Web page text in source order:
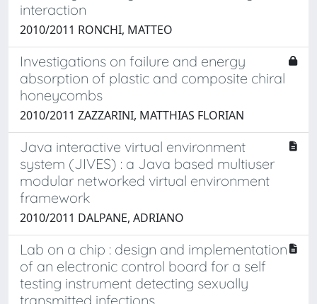
interaction
2010/2011 RONCHI, MATTEO
Investigations on failure and energy
absorption of plastic and composite chiral
honeycombs
2010/2011 ZAZZARINI, MATTHIAS FLORIAN
Java interactive virtual environment
system (JIVES) : a Java based multiuser
modular networked virtual environment
framework
2010/2011 DALPANE, ADRIANO
Lab on a chip : design and implementation
of an electronic control board for a self
testing instrument detecting sexually
transmitted infections